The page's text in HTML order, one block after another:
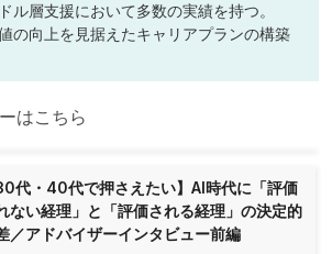
ル層支援において多数の実績を持つ。
の向上を見据えたキャリアプランの構築
はこちら
30代・40代で押さえたい】AI時代に「評価
ない経理」と「評価される経理」の決定的
／アドバイザーインタビュー前編